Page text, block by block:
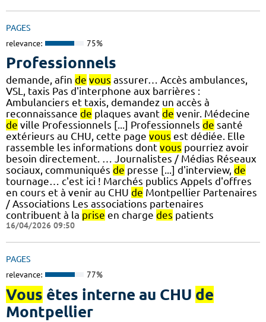
PAGES
relevance: 75%
Professionnels
demande, afin de vous assurer… Accès ambulances,
VSL, taxis Pas d'interphone aux barrières :
Ambulanciers et taxis, demandez un accès à
reconnaissance de plaques avant de venir. Médecine
de ville Professionnels [...] Professionnels de santé
extérieurs au CHU, cette page vous est dédiée. Elle
rassemble les informations dont vous pourriez avoir
besoin directement. … Journalistes / Médias Réseaux
sociaux, communiqués de presse [...] d'interview, de
tournage… c'est ici ! Marchés publics Appels d'offres
en cours et à venir au CHU de Montpellier Partenaires
/ Associations Les associations partenaires
contribuent à la prise en charge des patients
16/04/2026 09:50
PAGES
relevance: 77%
Vous êtes interne au CHU de
Montpellier